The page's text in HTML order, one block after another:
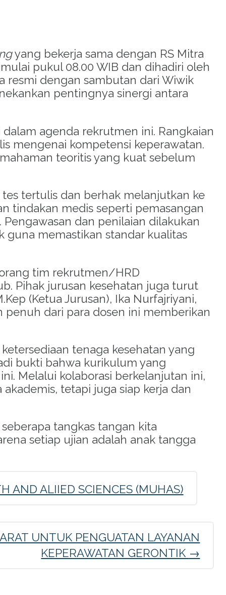
yang bekerja sama dengan RS Mitra
pukul 08.00 WIB dan dihadiri oleh
resmi dengan sambutan dari Wiwik
pentingnya sinergi antara
dalam agenda rekrutmen ini. Rangkaian
mengenai kompetensi keperawatan.
teoritis yang kuat sebelum
tertulis dan berhak melanjutkan ke
tindakan medis seperti pemasangan
. Pengawasan dan penilaian dilakukan
guna memastikan standar kualitas
tim rekrutmen/HRD
. Pihak jurusan kesehatan juga turut
(Ketua Jurusan), Ika Nurfajriyani,
penuh dari para dosen ini memberikan
tenaga kesehatan yang
bukti bahwa kurikulum yang
. Melalui kolaborasi berkelanjutan ini,
tetapi juga siap kerja dan
tangkas tangan kita
setiap ujian adalah anak tangga
AND ALIIED SCIENCES (MUHAS)
UNTUK PENGUATAN LAYANAN
KEPERAWATAN GERONTIK →